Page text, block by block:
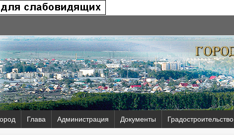
Глава Администрация Документы Градостроительство